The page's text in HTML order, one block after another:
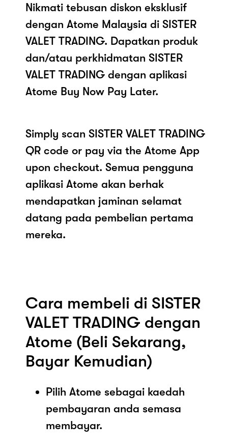
Nikmati tebusan diskon eksklusif
dengan Atome Malaysia di SISTER
VALET TRADING. Dapatkan produk
dan/atau perkhidmatan SISTER
VALET TRADING dengan aplikasi
Atome Buy Now Pay Later.
Simply scan SISTER VALET TRADING
QR code or pay via the Atome App
upon checkout. Semua pengguna
aplikasi Atome akan berhak
mendapatkan jaminan selamat
datang pada pembelian pertama
mereka.
Cara membeli di SISTER
VALET TRADING dengan
Atome (Beli Sekarang,
Bayar Kemudian)
Pilih Atome sebagai kaedah
pembayaran anda semasa
membayar.